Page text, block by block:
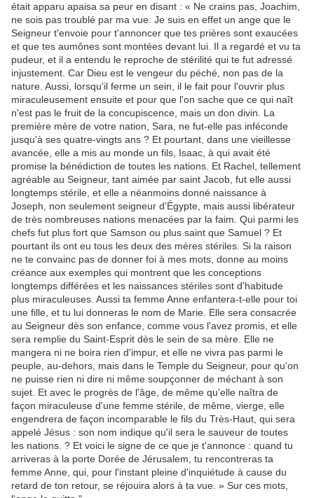
était apparu apaisa sa peur en disant : « Ne crains pas, Joachim,
ne sois pas troublé par ma vue. Je suis en effet un ange que le
Seigneur t'envoie pour t'annoncer que tes prières sont exaucées
et que tes aumônes sont montées devant lui. Il a regardé et vu ta
pudeur, et il a entendu le reproche de stérilité qui te fut adressé
injustement. Car Dieu est le vengeur du péché, non pas de la
nature. Aussi, lorsqu'il ferme un sein, il le fait pour l'ouvrir plus
miraculeusement ensuite et pour que l'on sache que ce qui naît
n'est pas le fruit de la concupiscence, mais un don divin. La
première mère de votre nation, Sara, ne fut-elle pas inféconde
jusqu'à ses quatre-vingts ans ? Et pourtant, dans une vieillesse
avancée, elle a mis au monde un fils, Isaac, à qui avait été
promise la bénédiction de toutes les nations. Et Rachel, tellement
agréable au Seigneur, tant aimée par saint Jacob, fut elle aussi
longtemps stérile, et elle a néanmoins donné naissance à
Joseph, non seulement seigneur d'Égypte, mais aussi libérateur
de très nombreuses nations menacées par la faim. Qui parmi les
chefs fut plus fort que Samson ou plus saint que Samuel ? Et
pourtant ils ont eu tous les deux des mères stériles. Si la raison
ne te convainc pas de donner foi à mes mots, donne au moins
créance aux exemples qui montrent que les conceptions
longtemps différées et les naissances stériles sont d'habitude
plus miraculeuses. Aussi ta femme Anne enfantera-t-elle pour toi
une fille, et tu lui donneras le nom de Marie. Elle sera consacrée
au Seigneur dès son enfance, comme vous l'avez promis, et elle
sera remplie du Saint-Esprit dès le sein de sa mère. Elle ne
mangera ni ne boira rien d'impur, et elle ne vivra pas parmi le
peuple, au-dehors, mais dans le Temple du Seigneur, pour qu'on
ne puisse rien ni dire ni même soupçonner de méchant à son
sujet. Et avec le progrès de l'âge, de même qu'elle naîtra de
façon miraculeuse d'une femme stérile, de même, vierge, elle
engendrera de façon incomparable le fils du Très-Haut, qui sera
appelé Jésus : son nom indique qu'il sera le sauveur de toutes
les nations. ? Et voici le signe de ce que je t'annonce : quand tu
arriveras à la porte Dorée de Jérusalem, tu rencontreras ta
femme Anne, qui, pour l'instant pleine d'inquiétude à cause du
retard de ton retour, se réjouira alors à ta vue. » Sur ces mots,